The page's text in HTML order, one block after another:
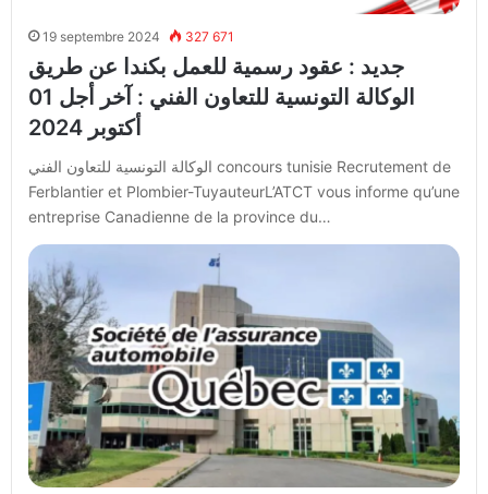
19 septembre 2024 327 671
جديد : عقود رسمية للعمل بكندا عن طريق
الوكالة التونسية للتعاون الفني : آخر أجل 01
أكتوبر 2024
الوكالة التونسية للتعاون الفني concours tunisie Recrutement de
Ferblantier et Plombier-TuyauteurL’ATCT vous informe qu’une
entreprise Canadienne de la province du…